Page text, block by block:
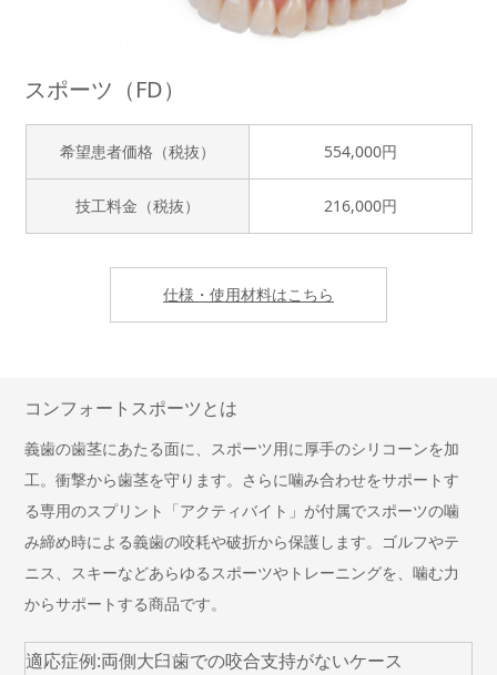
スポーツ（FD）
希望患者価格（税抜） 554,000円
技工料金（税抜） 216,000円
仕様・使用材料はこちら
コンフォートスポーツとは
義歯の歯茎にあたる面に、スポーツ用に厚手のシリコーンを加
工。衝撃から歯茎を守ります。さらに噛み合わせをサポートす
る専用のスプリント「アクティバイト」が付属でスポーツの噛
み締め時による義歯の咬耗や破折から保護します。ゴルフやテ
ニス、スキーなどあらゆるスポーツやトレーニングを、噛む力
からサポートする商品です。
適応症例:両側大臼歯での咬合支持がないケース